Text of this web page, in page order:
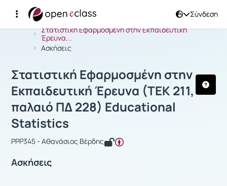
Σύνδεση
Αρχική Σελίδα
Στατιστική Εφαρμοσμένη στην Εκπαιδευτική
Έρευνα...
Ασκήσεις
Μάθημα : Στατιστική Εφαρμοσμένη
Στατιστική Εφαρμοσμένη στην
Εκπαιδευτική Έρευνα (ΤΕΚ 211,
παλαιό ΠΔ 228) Educational
Statistics
PPP345 - Αθανάσιος Βέρδης
Ασκήσεις